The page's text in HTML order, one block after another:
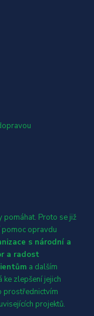
pomáhat. Proto se již
pomoc opravdu
s národní a
a radost
a dalším
zlepšení jejich
prostřednictvím
projektů.